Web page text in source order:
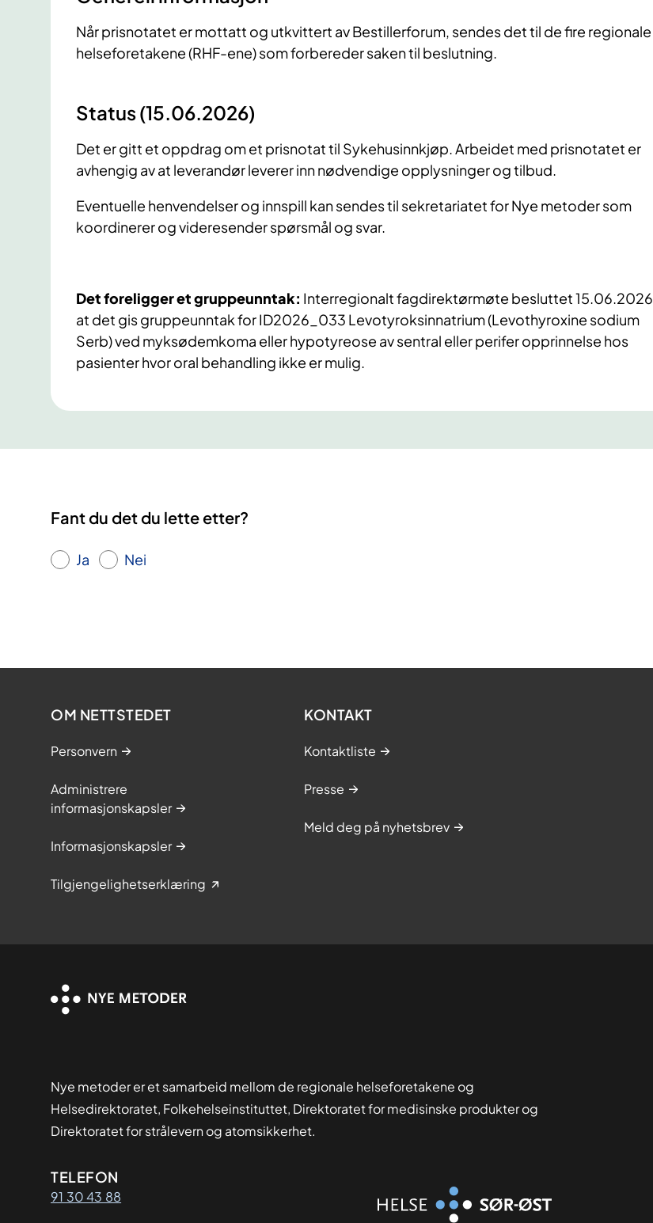
Når prisnotatet er mottatt og utkvittert av Bestillerforum, sendes det til de fire regionale
helseforetakene (RHF-ene) som forbereder saken til beslutning.
Status (15.06.2026)
Det er gitt et oppdrag om et prisnotat til Sykehusinnkjøp. Arbeidet med prisnotatet er
avhengig av at leverandør leverer inn nødvendige opplysninger og tilbud.
Eventuelle henvendelser og innspill kan sendes til sekretariatet for Nye metoder som
koordinerer og videresender spørsmål og svar.
Det foreligger et gruppeunntak: Interregionalt fagdirektørmøte besluttet 15.06.2026
at det gis gruppeunntak for ID2026_033 Levotyroksinnatrium (Levothyroxine sodium
Serb) ved myksødemkoma eller hypotyreose av sentral eller perifer opprinnelse hos
pasienter hvor oral behandling ikke er mulig.
Fant du det du lette etter?
Ja Nei
OM NETTSTEDET
Personvern
Administrere
informasjonskapsler
Informasjonskapsler
Tilgjengelighetserklæring
KONTAKT
Kontaktliste
Presse
Meld deg på nyhetsbrev
Nye metoder er et samarbeid mellom de regionale helseforetakene og
Helsedirektoratet, Folkehelseinstituttet, Direktoratet for medisinske produkter og
Direktoratet for strålevern og atomsikkerhet.
Kontaktinformasjon
TELEFON
91 30 43 88 Organisasjon